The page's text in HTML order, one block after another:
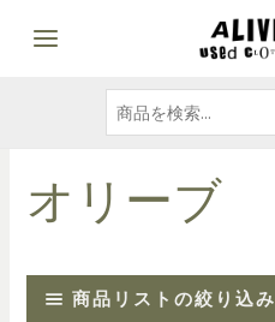
オリーブ
商品リストの絞り込み